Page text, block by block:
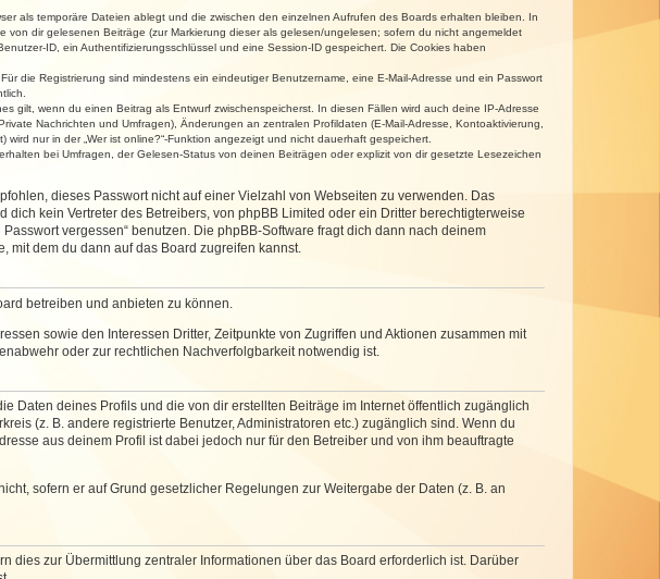
als temporäre Dateien ablegt und die zwischen den einzelnen Aufrufen des Boards erhalten bleiben. In
dir gelesenen Beiträge (zur Markierung dieser als gelesen/ungelesen; sofern du nicht angemeldet
ID, ein Authentifizierungsschlüssel und eine Session-ID gespeichert. Die Cookies haben
die Registrierung sind mindestens ein eindeutiger Benutzername, eine E-Mail-Adresse und ein Passwort
gilt, wenn du einen Beitrag als Entwurf zwischenspeicherst. In diesen Fällen wird auch deine IP-Adresse
Nachrichten und Umfragen), Änderungen an zentralen Profildaten (E-Mail-Adresse, Kontoaktivierung,
nur in der „Wer ist online?“-Funktion angezeigt und nicht dauerhaft gespeichert.
bei Umfragen, der Gelesen-Status von deinen Beiträgen oder explizit von dir gesetzte Lesezeichen
dieses Passwort nicht auf einer Vielzahl von Webseiten zu verwenden. Das
kein Vertreter des Betreibers, von phpBB Limited oder ein Dritter berechtigterweise
vergessen“ benutzen. Die phpBB-Software fragt dich dann nach deinem
mit dem du dann auf das Board zugreifen kannst.
betreiben und anbieten zu können.
sowie den Interessen Dritter, Zeitpunkte von Zugriffen und Aktionen zusammen mit
oder zur rechtlichen Nachverfolgbarkeit notwendig ist.
Daten deines Profils und die von dir erstellten Beiträge im Internet öffentlich zugänglich
(z. B. andere registrierte Benutzer, Administratoren etc.) zugänglich sind. Wenn du
aus deinem Profil ist dabei jedoch nur für den Betreiber und von ihm beauftragte
sofern er auf Grund gesetzlicher Regelungen zur Weitergabe der Daten (z. B. an
dies zur Übermittlung zentraler Informationen über das Board erforderlich ist. Darüber